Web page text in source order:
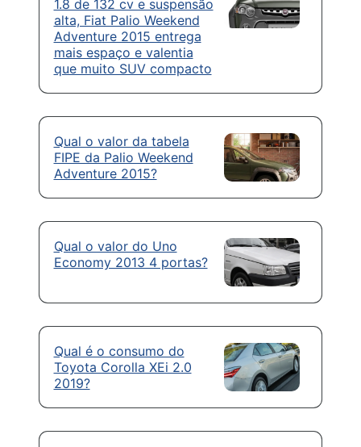
1.8 de 132 cv e suspensão
alta, Fiat Palio Weekend
Adventure 2015 entrega
mais espaço e valentia
que muito SUV compacto
Qual o valor da tabela
FIPE da Palio Weekend
Adventure 2015?
Qual o valor do Uno
Economy 2013 4 portas?
Qual é o consumo do
Toyota Corolla XEi 2.0
2019?